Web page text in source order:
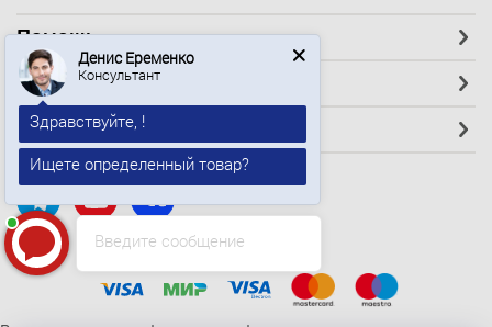
Помощь
Покупателям
Партнёрам
Введите сообщение
Денис Еременко
Консультант
Здравствуйте, !
Ищете определенный товар?